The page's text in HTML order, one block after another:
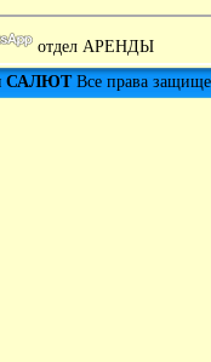
отдел АРЕНДЫ
САЛЮТВсе права